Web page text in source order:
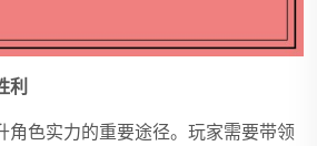
利
角色实力的重要途径。玩家需要带领